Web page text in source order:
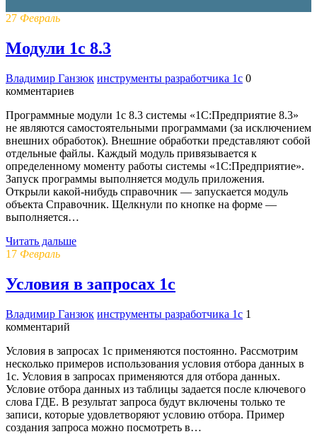
27 Февраль
Модули 1с 8.3
Владимир Ганзюк инструменты разработчика 1с 0
комментариев
Программные модули 1с 8.3 системы «1С:Предприятие 8.3»
не являются самостоятельными программами (за исключением
внешних обработок). Внешние обработки представляют собой
отдельные файлы. Каждый модуль привязывается к
определенному моменту работы системы «1С:Предприятие».
Запуск программы выполняется модуль приложения.
Открыли какой-нибудь справочник — запускается модуль
объекта Справочник. Щелкнули по кнопке на форме —
выполняется…
Читать дальше
17 Февраль
Условия в запросах 1с
Владимир Ганзюк инструменты разработчика 1с 1
комментарий
Условия в запросах 1с применяются постоянно. Рассмотрим
несколько примеров использования условия отбора данных в
1с. Условия в запросах применяются для отбора данных.
Условие отбора данных из таблицы задается после ключевого
слова ГДЕ. В результат запроса будут включены только те
записи, которые удовлетворяют условию отбора. Пример
создания запроса можно посмотреть в…